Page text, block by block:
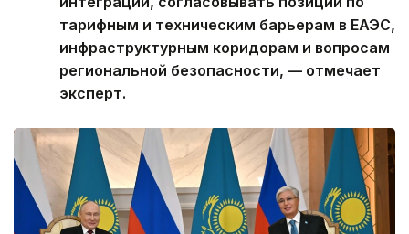
тарифным и техническим барьерам в ЕАЭС,
инфраструктурным коридорам и вопросам
региональной безопасности, — отмечает
эксперт.